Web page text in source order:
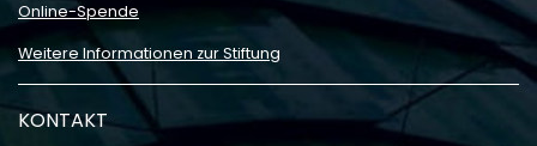
Online-Spende
Weitere Informationen zur Stiftung
KONTAKT